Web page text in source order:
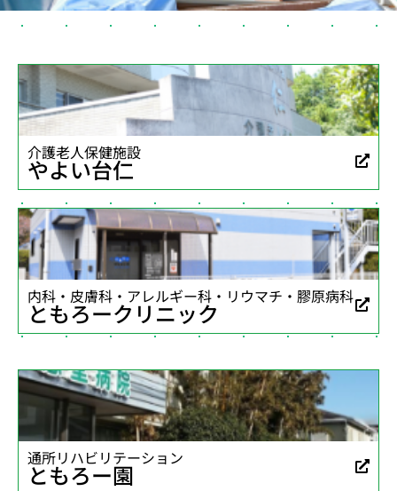
介護老人保健施設
やよい台仁
内科・皮膚科・アレルギー科・リウマチ・膠原病科
ともろークリニック
通所リハビリテーション
ともろー園